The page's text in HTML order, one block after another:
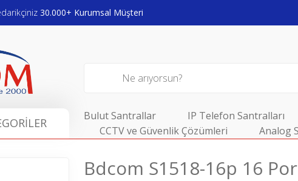
30.000+ Kurumsal Müşteri
Bulut Santrallar IP Telefon Santralları
CCTV ve Güvenlik Çözümleri
Analog
Bdcom S1518-16p 16